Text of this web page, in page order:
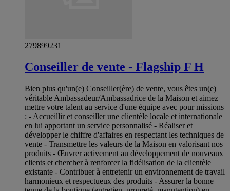
279899231
Conseiller de vente - Flagship F H
Bien plus qu'un(e) Conseiller(ère) de vente, vous êtes un(e)
véritable Ambassadeur/Ambassadrice de la Maison et aimez
mettre votre talent au service d'une équipe avec pour missions
: - Accueillir et conseiller une clientèle locale et internationale
en lui apportant un service personnalisé - Réaliser et
développer le chiffre d'affaires en respectant les techniques de
vente - Transmettre les valeurs de la Maison en valorisant nos
produits - Œuvrer activement au développement de nouveaux
clients et chercher à renforcer la fidélisation de la clientèle
existante - Contribuer à entretenir un environnement de travail
harmonieux et respectueux des produits - Assurer la bonne